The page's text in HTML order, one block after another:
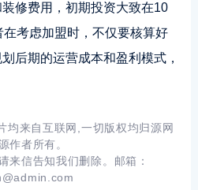
修费用，初期投资大致在10
考虑加盟时，不仅要核算好
后期的运营成本和盈利模式，
均来自互联网,一切版权均归源网
作者所有。
来信告知我们删除。邮箱：